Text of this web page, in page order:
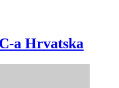
a Hrvatska